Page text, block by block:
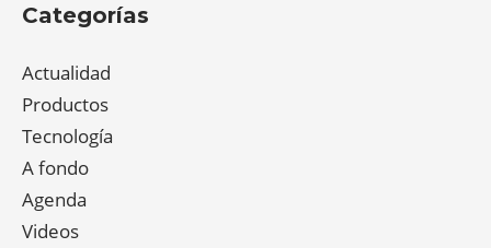
Categorías
Actualidad
Productos
Tecnología
A fondo
Agenda
Videos